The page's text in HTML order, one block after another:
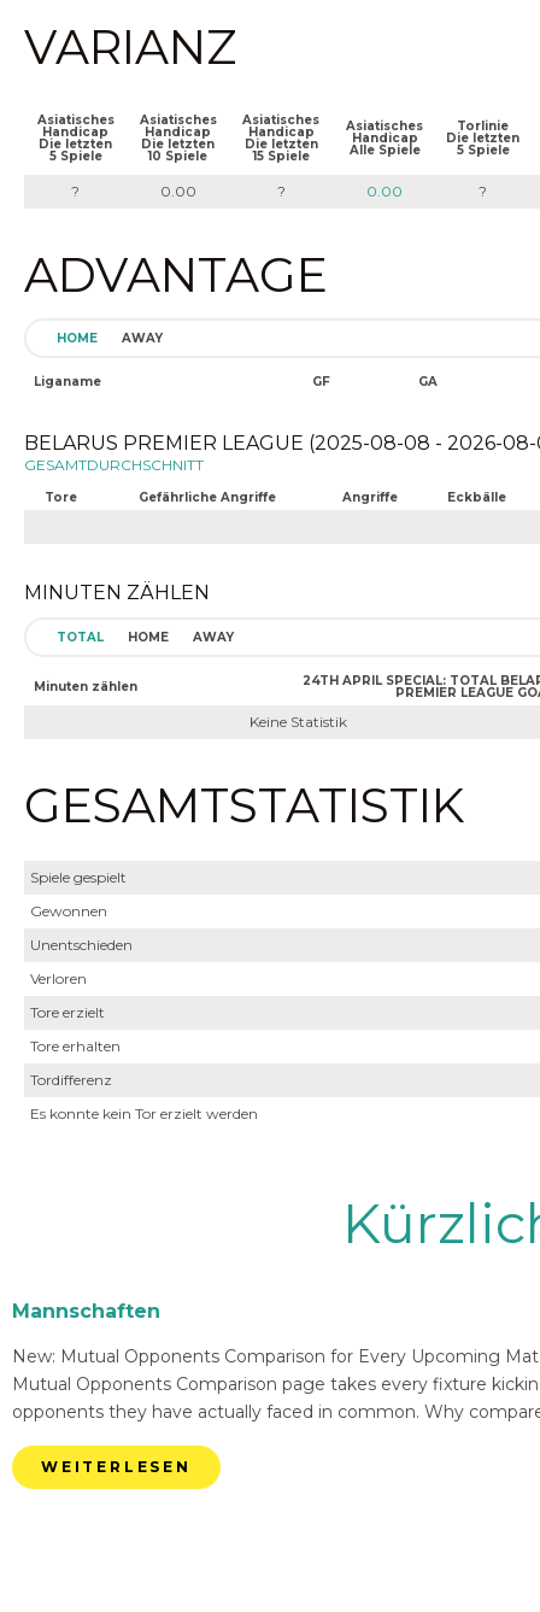
VARIANZ
Asiatisches
Handicap
Die letzten
5 Spiele
Asiatisches
Handicap
Die letzten
10 Spiele
Asiatisches
Handicap
Die letzten
15 Spiele
Asiatisches
Handicap
Alle Spiele
Torlinie
Die letzten
5 Spiele
? 0.00 ? 0.00 ?
ADVANTAGE
HOME AWAY
Liganame GF GA
BELARUS PREMIER LEAGUE (2025-08-08 - 2026-
GESAMTDURCHSCHNITT
Tore Gefährliche Angriffe Angriffe Eckbälle
MINUTEN ZÄHLEN
TOTAL HOME AWAY
Minuten zählen 24TH APRIL SPECIAL: TOTAL
PREMIER LEAGUE
Keine Statistik
GESAMTSTATISTIK
Spiele gespielt
Gewonnen
Unentschieden
Verloren
Tore erzielt
Tore erhalten
Tordifferenz
Es konnte kein Tor erzielt werden
Mannschaften
New: Mutual Opponents Comparison for Every Upcoming
Mutual Opponents Comparison page takes every fixture
opponents they have actually faced in common. Why
WEITERLESEN